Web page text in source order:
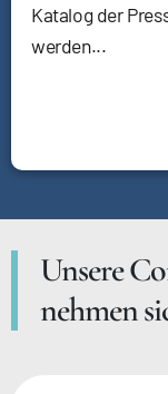
Katalog der
werden...
Unsere
nehmen